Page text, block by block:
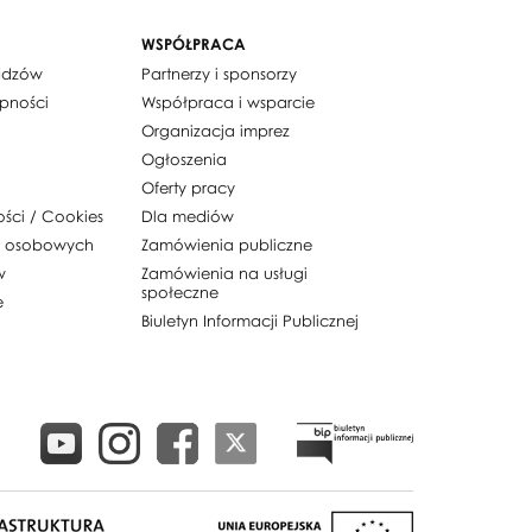
/ Cookies
WSPÓŁPRACA
Partnerzy i sponsorzy
Współpraca i wsparcie
Organizacja imprez
Ogłoszenia
Oferty pracy
Dla mediów
Zamówienia publiczne
Zamówienia na usługi
społeczne
Biuletyn Informacji Publicznej